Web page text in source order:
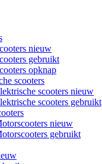
nieuw
gebruikt
opknap
scooters
scooters nieuw
scooters gebruikt
nieuw
gebruikt